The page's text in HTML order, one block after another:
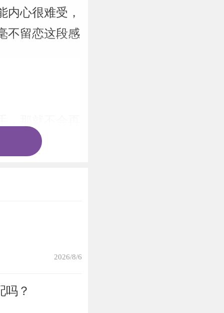
内心很难受，
不留恋这段感
成陌路人的
大程度的让
2026/8/6
吗？